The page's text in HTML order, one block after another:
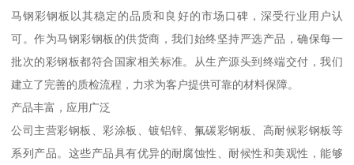
马钢彩钢板以其稳定的品质和良好的市场口碑，深受行业用户认
可。作为马钢彩钢板的供货商，我们始终坚持严选产品，确保每一
批次的彩钢板都符合国家相关标准。从生产源头到终端交付，我们
建立了完善的质检流程，力求为客户提供可靠的材料保障。
产品丰富，应用广泛
公司主营彩钢板、彩涂板、镀铝锌、氟碳彩钢板、高耐候彩钢板等
系列产品。这些产品具有优异的耐腐蚀性、耐候性和美观性，能够